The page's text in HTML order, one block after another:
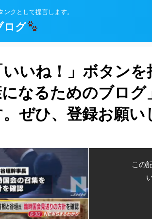
クとして提言します。
ログ
いね！」ボタンを
なるためのブログ
ぜひ、登録お願い
この